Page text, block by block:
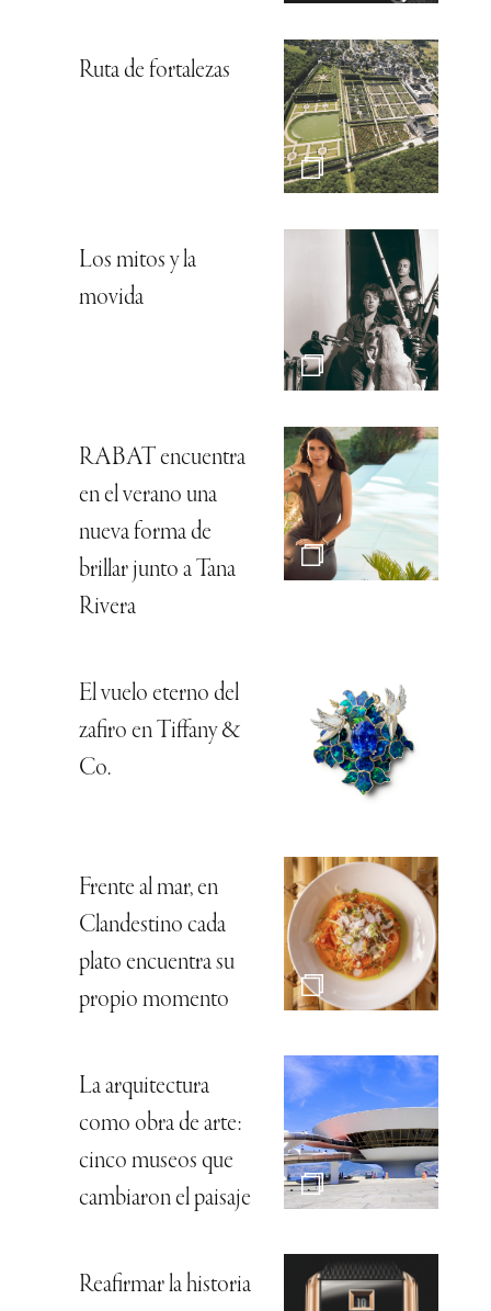
Ruta de fortalezas
Los mitos y la
movida
RABAT encuentra
en el verano una
nueva forma de
brillar junto a Tana
Rivera
El vuelo eterno del
zafiro en Tiffany &
Co.
Frente al mar, en
Clandestino cada
plato encuentra su
propio momento
La arquitectura
como obra de arte:
cinco museos que
cambiaron el paisaje
Reafirmar la historia